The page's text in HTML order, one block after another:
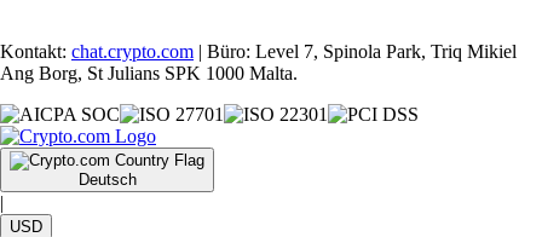
Kontakt: chat.crypto.com | Büro: Level 7, Spinola Park, Triq Mikiel
Ang Borg, St Julians SPK 1000 Malta.
Deutsch
|
USD